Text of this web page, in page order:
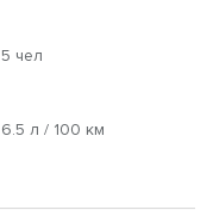
5 чел
6.5 л / 100 км